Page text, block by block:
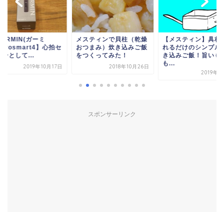
ティンで貝柱（乾燥
まみ）炊き込みご飯
くってみた！
2018年10月26日
【メスティン】具材を入
れるだけのシンプルな炊
き込みご飯！旨いもの
メスティンで烏賊の
込みごはんを作って
た！
スポンサーリンク